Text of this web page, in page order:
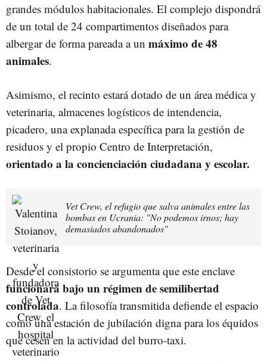
grandes módulos habitacionales. El complejo dispondrá
de un total de 24 compartimentos diseñados para
albergar de forma pareada a un máximo de 48
animales.
Asimismo, el recinto estará dotado de un área médica y
veterinaria, almacenes logísticos de intendencia,
picadero, una explanada específica para la gestión de
residuos y el propio Centro de Interpretación,
orientado a la concienciación ciudadana y escolar.
Vet Crew, el refugio que salva animales entre las
bombas en Ucrania: "No podemos irnos; hay
demasiados abandonados"
Desde el consistorio se argumenta que este enclave
funcionará bajo un régimen de semilibertad
controlada. La filosofía transmitida defiende el espacio
como una estación de jubilación digna para los équidos
que cesen en la actividad del burro-taxi.